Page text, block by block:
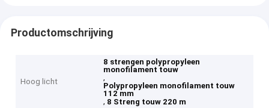
Productomschrijving
Hoog licht
8 strengen polypropyleen
monofilament touw
,
Polypropyleen monofilament touw
112 mm
, 8 Streng touw 220 m